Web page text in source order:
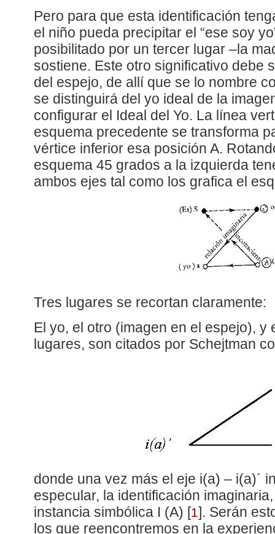
Pero para que esta identificación
el niño pueda precipitar el “ese soy
posibilitado por un tercer lugar –la
sostiene. Este otro significativo debe
del espejo, de allí que se lo nombre
se distinguirá del yo ideal de la
configurar el Ideal del Yo. La línea
esquema precedente se transforma
vértice inferior esa posición A.
esquema 45 grados a la izquierda
ambos ejes tal como los grafica el
Tres lugares se recortan claramente:
El yo, el otro (imagen en el espejo), y
lugares, son citados por Schejtman
donde una vez más el eje i(a) – i(a)´
especular, la identificación
instancia simbólica I (A) [1] . Serán
los que reencontremos en la